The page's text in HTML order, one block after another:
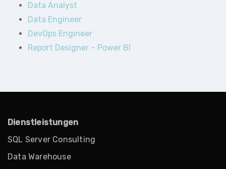
Data Analyst
Data Engineer
DevOps Engineer
Report Designer – Power BI
Dienstleistungen
SQL Server Consulting
Data Warehouse